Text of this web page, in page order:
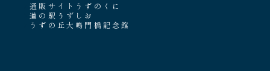
通販サイトうずのくに
道の駅うずしお
うずの丘大鳴門橋記念館